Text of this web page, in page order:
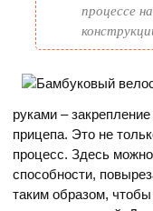
процессе
руками –
прицепа. Это не
процесс. Здесь
способности,
таким образом,